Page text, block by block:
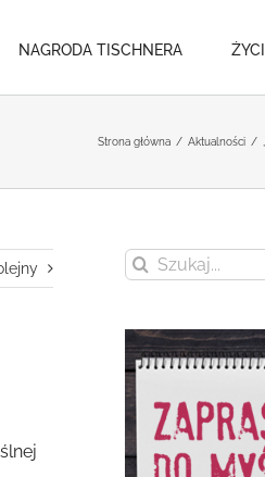
NAGRODA TISCHNERA
Strona główna / Aktualności /
Szukaj